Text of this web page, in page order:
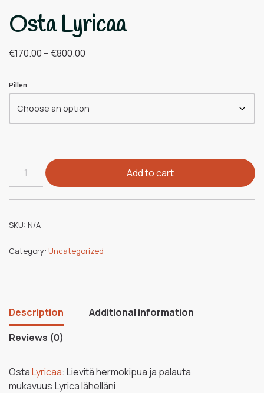
Osta Lyricaa
€170.00 –€800.00
Pillen
Add to cart
SKU: N/A
Category: Uncategorized
Description
Additional information
Reviews (0)
OstaLyricaa: Lievitä hermokipua ja palauta
mukavuus.Lyrica lähelläni